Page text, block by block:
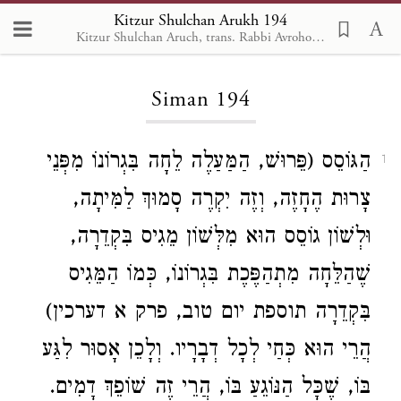
Kitzur Shulchan Arukh 194
Kitzur Shulchan Aruch, trans. Rabbi Avrohom Davis, Metsudah Pub., 1996
Loading...
Siman 194
1
הַגּוֹסֵס (פֵּרוּשׁ, הַמַּעַלֶה לֵחָה בִּגְרוֹנוֹ מִפְּנֵי
צָרוּת הֶחָזֶה, וְזֶה יִקְרֶה סָמוּךְ לַמִּיתָה,
וּלְשׁוֹן גוֹסֵס הוּא מִלְּשׁוֹן מֵגִיס בִּקְדֵרָה,
שֶׁהַלֵּחָה מִתְהַפֶּכֶת בִּגְרוֹנוֹ, כְּמוֹ הַמֵּגִיס
בִּקְדֵרָה תוספת יום טוב, פרק א דערכין)
הֲרֵי הוּא כְּחַי לְכָל דְבָרָיו. וְלָכֵן אָסוּר לִגַּע
בּוֹ, שֶׁכָּל הַנּוֹגֵעַ בּוֹ, הֲרֵי זֶה שׁוֹפֵךְ דָמִים.